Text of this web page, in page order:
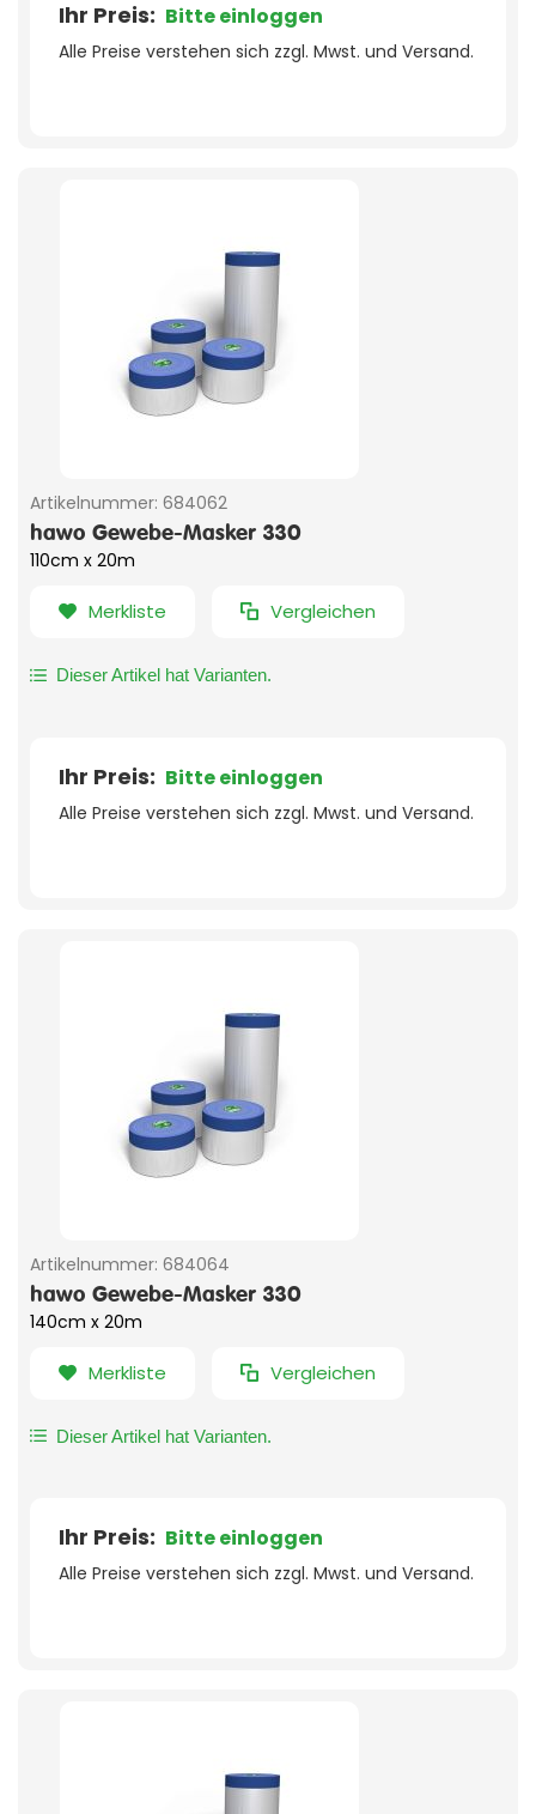
Ihr Preis: Bitte einloggen
Alle Preise verstehen sich zzgl. Mwst. und Versand.
Artikelnummer: 684062
hawo Gewebe-Masker 330
110cm x 20m
Merkliste Vergleichen
Dieser Artikel hat Varianten.
Ihr Preis: Bitte einloggen
Alle Preise verstehen sich zzgl. Mwst. und Versand.
Artikelnummer: 684064
hawo Gewebe-Masker 330
140cm x 20m
Merkliste Vergleichen
Dieser Artikel hat Varianten.
Ihr Preis: Bitte einloggen
Alle Preise verstehen sich zzgl. Mwst. und Versand.